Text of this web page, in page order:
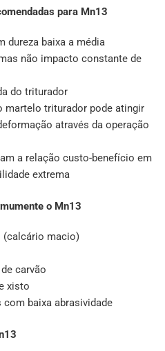
para Mn13
dureza baixa a média
não impacto constante de
do triturador
martelo triturador pode atingir
através da operação
a relação custo-benefício em
extrema
o Mn13
(calcário macio)
carvão
xisto
baixa abrasividade